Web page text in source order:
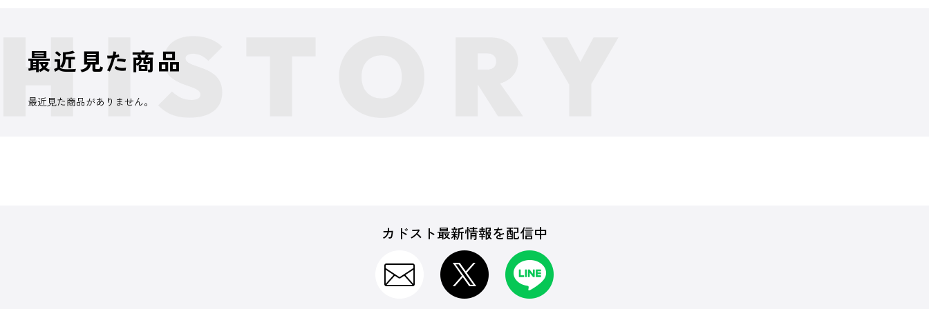
最近見た商品
最近見た商品がありません。
カドスト最新情報を配信中